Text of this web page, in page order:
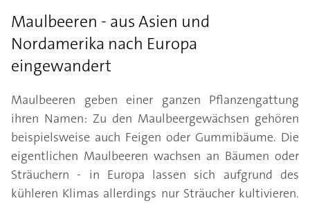
Maulbeeren - aus Asien und
Nordamerika nach Europa
eingewandert
Maulbeeren geben einer ganzen Pflanzengattung
ihren Namen: Zu den Maulbeergewächsen gehören
beispielsweise auch Feigen oder Gummibäume. Die
eigentlichen Maulbeeren wachsen an Bäumen oder
Sträuchern - in Europa lassen sich aufgrund des
kühleren Klimas allerdings nur Sträucher kultivieren.